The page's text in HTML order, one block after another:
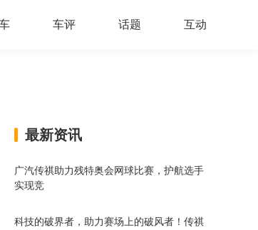
车评 话题 互动
最新资讯
广汽传祺助力残特奥会网球比赛，护航选手
实现竞
科技的破界者，助力赛场上的破风者！传祺